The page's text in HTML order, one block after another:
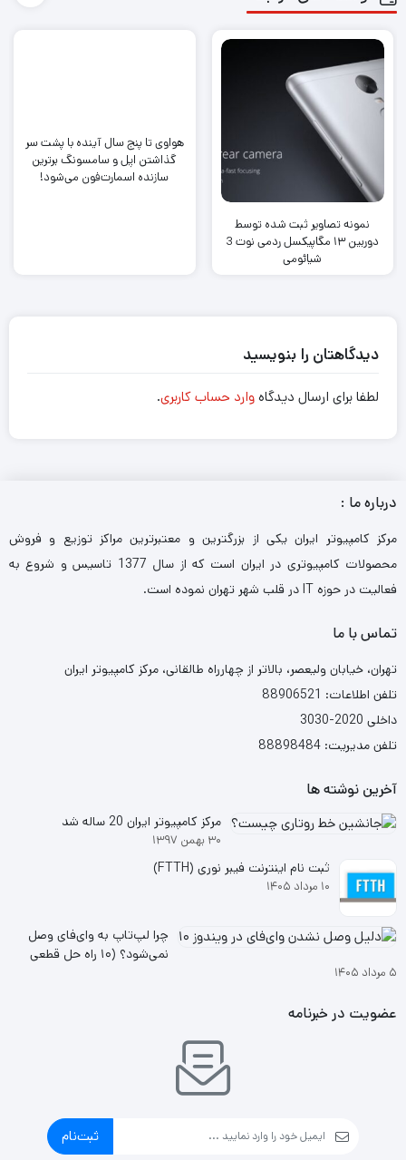
نمونه تصاویر ثبت شده توسط
دوربین ۱۳ مگاپیکسل ردمی نوت 3
شیائومی
هواوی تا پنج سال آینده با پشت سر
گذاشتن اپل و سامسونگ برترین
سازنده اسمارت‌فون می‌شود!
دیدگاهتان را بنویسید
لطفا برای ارسال دیدگاهوارد حساب کاربری.
درباره ما :
مرکز کامپیوتر ایران یکی از بزرگترین و معتبرترین مراکز توزیع و فروش
محصولات کامپیوتری در ایران است که از سال 1377 تاسیس و شروع به
فعالیت در حوزه IT در قلب شهر تهران نموده است.
تماس با ما
تهران، خیابان ولیعصر، بالاتر از چهارراه طالقانی، مرکز کامپیوتر ایران
تلفن اطلاعات: 88906521
داخلی 2020-3030
تلفن مدیریت: 88898484
آخرین نوشته ها
مرکز کامپیوتر ایران 20 ساله شد
۳۰ بهمن ۱۳۹۷
ثبت نام اینترنت فیبر نوری (FTTH)
۱۰ مرداد ۱۴۰۵
چرا لپ‌تاپ به وای‌فای وصل
نمی‌شود؟ (۱۰ راه حل قطعی
۵ مرداد ۱۴۰۵
عضویت در خبرنامه
ثبت‌نام